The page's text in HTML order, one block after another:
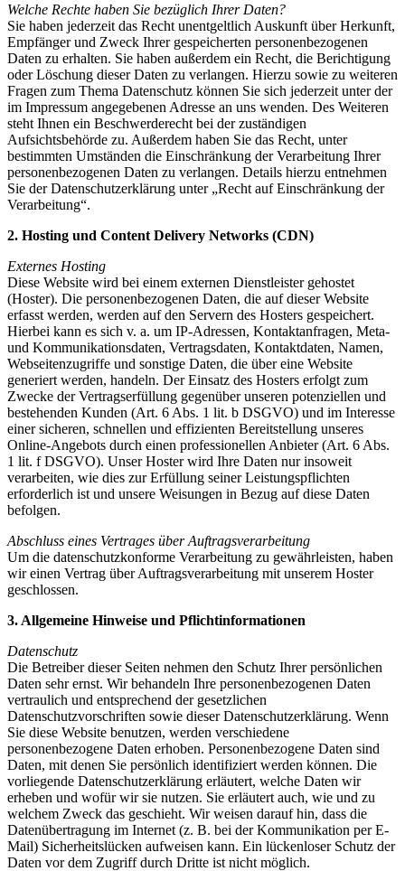
Welche Rechte haben Sie bezüglich Ihrer Daten?
Sie haben jederzeit das Recht unentgeltlich Auskunft über Herkunft,
Empfänger und Zweck Ihrer gespeicherten personenbezogenen
Daten zu erhalten. Sie haben außerdem ein Recht, die Berichtigung
oder Löschung dieser Daten zu verlangen. Hierzu sowie zu weiteren
Fragen zum Thema Datenschutz können Sie sich jederzeit unter der
im Impressum angegebenen Adresse an uns wenden. Des Weiteren
steht Ihnen ein Beschwerderecht bei der zuständigen
Aufsichtsbehörde zu. Außerdem haben Sie das Recht, unter
bestimmten Umständen die Einschränkung der Verarbeitung Ihrer
personenbezogenen Daten zu verlangen. Details hierzu entnehmen
Sie der Datenschutzerklärung unter „Recht auf Einschränkung der
Verarbeitung“.
2. Hosting und Content Delivery Networks (CDN)
Externes Hosting
Diese Website wird bei einem externen Dienstleister gehostet
(Hoster). Die personenbezogenen Daten, die auf dieser Website
erfasst werden, werden auf den Servern des Hosters gespeichert.
Hierbei kann es sich v. a. um IP-Adressen, Kontaktanfragen, Meta-
und Kommunikationsdaten, Vertragsdaten, Kontaktdaten, Namen,
Webseitenzugriffe und sonstige Daten, die über eine Website
generiert werden, handeln. Der Einsatz des Hosters erfolgt zum
Zwecke der Vertragserfüllung gegenüber unseren potenziellen und
bestehenden Kunden (Art. 6 Abs. 1 lit. b DSGVO) und im Interesse
einer sicheren, schnellen und effizienten Bereitstellung unseres
Online-Angebots durch einen professionellen Anbieter (Art. 6 Abs.
1 lit. f DSGVO). Unser Hoster wird Ihre Daten nur insoweit
verarbeiten, wie dies zur Erfüllung seiner Leistungspflichten
erforderlich ist und unsere Weisungen in Bezug auf diese Daten
befolgen.
Abschluss eines Vertrages über Auftragsverarbeitung
Um die datenschutzkonforme Verarbeitung zu gewährleisten, haben
wir einen Vertrag über Auftragsverarbeitung mit unserem Hoster
geschlossen.
3. Allgemeine Hinweise und Pflichtinformationen
Datenschutz
Die Betreiber dieser Seiten nehmen den Schutz Ihrer persönlichen
Daten sehr ernst. Wir behandeln Ihre personenbezogenen Daten
vertraulich und entsprechend der gesetzlichen
Datenschutzvorschriften sowie dieser Datenschutzerklärung. Wenn
Sie diese Website benutzen, werden verschiedene
personenbezogene Daten erhoben. Personenbezogene Daten sind
Daten, mit denen Sie persönlich identifiziert werden können. Die
vorliegende Datenschutzerklärung erläutert, welche Daten wir
erheben und wofür wir sie nutzen. Sie erläutert auch, wie und zu
welchem Zweck das geschieht. Wir weisen darauf hin, dass die
Datenübertragung im Internet (z. B. bei der Kommunikation per E-
Mail) Sicherheitslücken aufweisen kann. Ein lückenloser Schutz der
Daten vor dem Zugriff durch Dritte ist nicht möglich.